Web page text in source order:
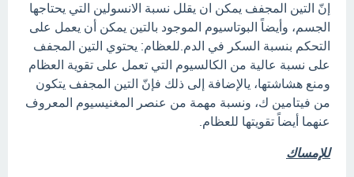
إنّ التين المجفف يمكن ان يقلل نسبة الانسولين التي يحتاجها
الجسم، وأيضاً البوتاسيوم الموجود بالتين يمكن أن يعمل على
التحكم بنسبة السكر في الدم.للعظام: يحتوي التين المجفف
على نسبة عالية من الكالسيوم التي تعمل على تقوية العظام
ومنع هشاشتها، يالإضافة إلى ذلك فإنّ التين المجفف يتكون
من فيتامين ك، ونسبة مهمة من عنصر المغنيسيوم المعروف
عنهما أيضاً تقويتها للعظام.
للإمساك